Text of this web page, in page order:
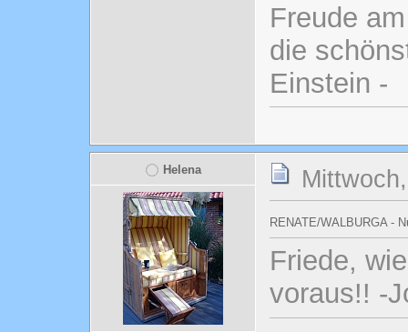
Freude
die
Einstein -
Helena
RENATE/WALBURGA -
Friede,
voraus!! -